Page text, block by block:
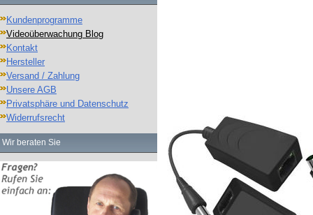
Kundenprogramme
Videoüberwachung Blog
Kontakt
Hersteller
Versand / Zahlung
Unsere AGB
Privatsphäre und Datenschutz
Widerrufsrecht
Wir beraten Sie